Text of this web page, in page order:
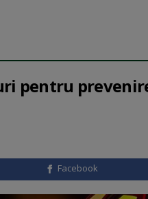
pentru
Facebook